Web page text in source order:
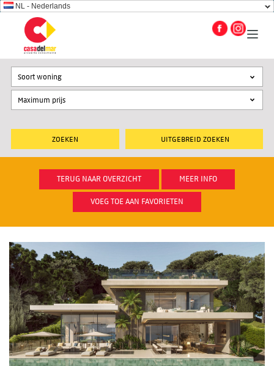
NL - Nederlands
UITGEBREID ZOEKEN
Soort woning
TERUG NAAR OVERZICHT MEER INFO
VOEG TOE AAN FAVORIETEN